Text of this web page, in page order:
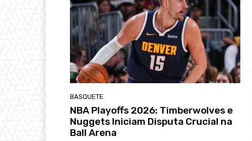
BASQUETE
NBA Playoffs 2026: Timberwolves e
Nuggets Iniciam Disputa Crucial na
Ball Arena